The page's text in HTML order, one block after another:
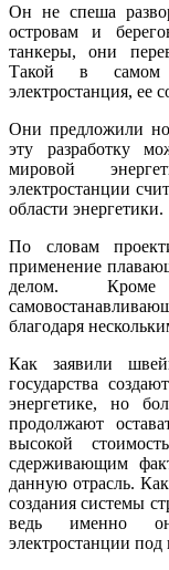
Он не спеша
островам и
танкеры, они
Такой в самом
электростанция, ее
Они предложили
эту разработку
мировой
электростанции
области энергетики.
По словам
применение
делом.
благодаря
Как заявили
государства
энергетике, но
продолжают
высокой
сдерживающим
данную отрасль.
создания системы
ведь именно
электростанции